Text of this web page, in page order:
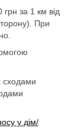
за 1 км від
При
сходами
у дім/